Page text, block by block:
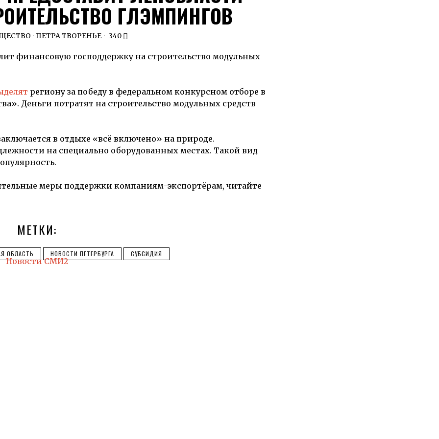
ГЛЭМПИНГОВ
· ПЕТРА ТВОРЕНЬЕ 340
финансовую господдержку на строительство модульных
региону за победу в федеральном конкурсном отборе в
Деньги потратят на строительство модульных средств
в отдыхе «всё включено» на природе.
на специально оборудованных местах. Такой вид
меры поддержки компаниям-экспортёрам, читайте
МЕТКИ:
ОБЛАСТЬ НОВОСТИ ПЕТЕРБУРГА СУБСИДИЯ
Новости СМИ2